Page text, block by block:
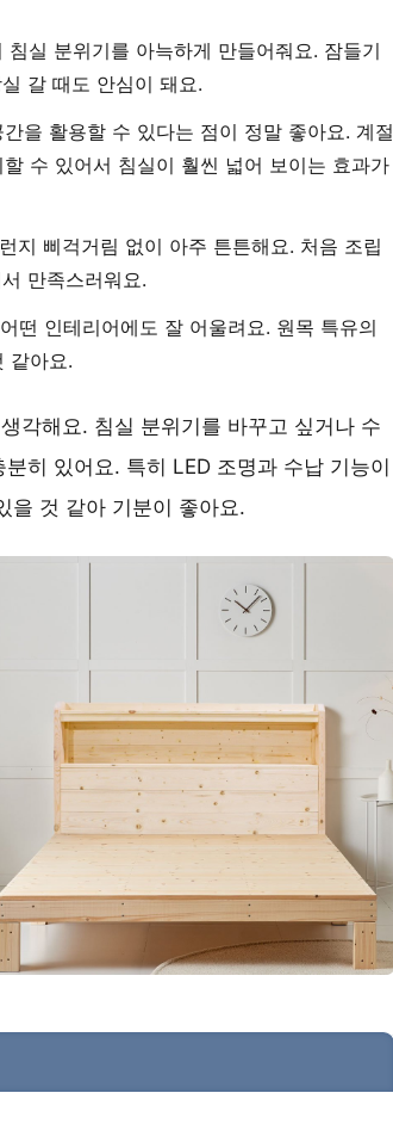
실 분위기를 아늑하게 만들어줘요. 잠들기
갈 때도 안심이 돼요.
을 활용할 수 있다는 점이 정말 좋아요. 계절
수 있어서 침실이 훨씬 넓어 보이는 효과가
지 삐걱거림 없이 아주 튼튼해요. 처음 조립
만족스러워요.
떤 인테리어에도 잘 어울려요. 원목 특유의
같아요.
각해요. 침실 분위기를 바꾸고 싶거나 수
히 있어요. 특히 LED 조명과 수납 기능이
을 것 같아 기분이 좋아요.